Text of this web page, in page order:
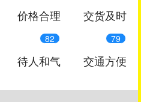
价格合理 交货及时
待人和气
82
交通方便
79